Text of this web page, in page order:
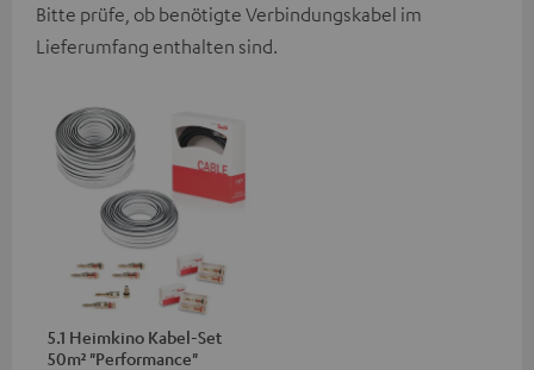
Bitte prüfe, ob benötigte Verbindungskabel im
Lieferumfang enthalten sind.
5.1 Heimkino Kabel-Set
50m² "Performance"